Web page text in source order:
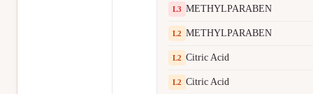
L3 METHYLPARABEN
L2 METHYLPARABEN
L2 Citric Acid
L2 Citric Acid